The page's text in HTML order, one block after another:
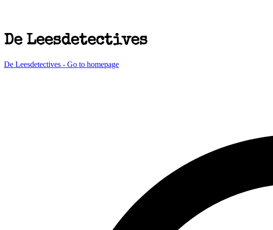
De Leesdetectives
De Leesdetectives - Go to homepage